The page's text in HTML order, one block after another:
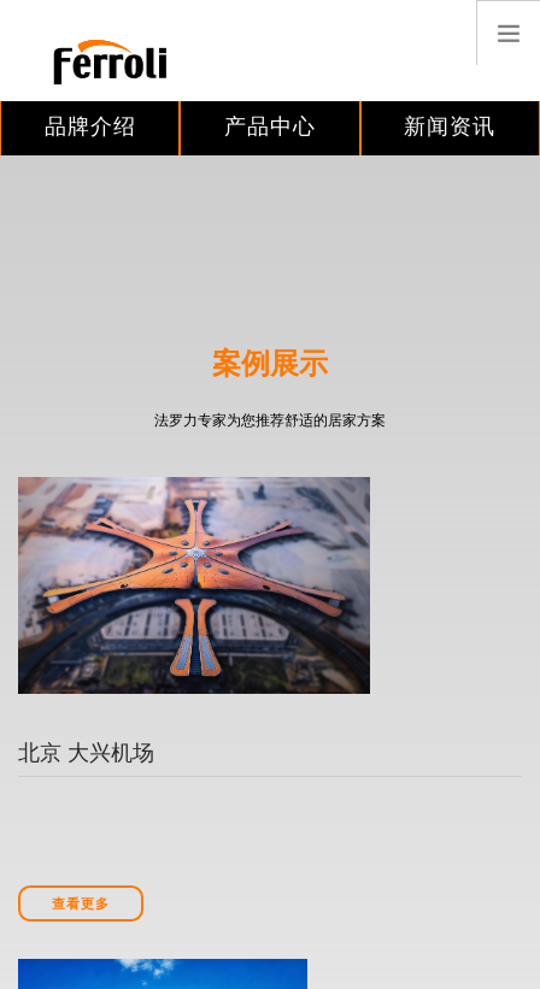
搜索
品牌介绍 产品中心 新闻资讯
案例展示
法罗力专家为您推荐舒适的居家方案
北京 大兴机场
查看更多